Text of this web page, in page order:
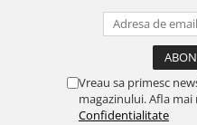
Vreau sa primesc
magazinului. Afla mai
Confidentialitate